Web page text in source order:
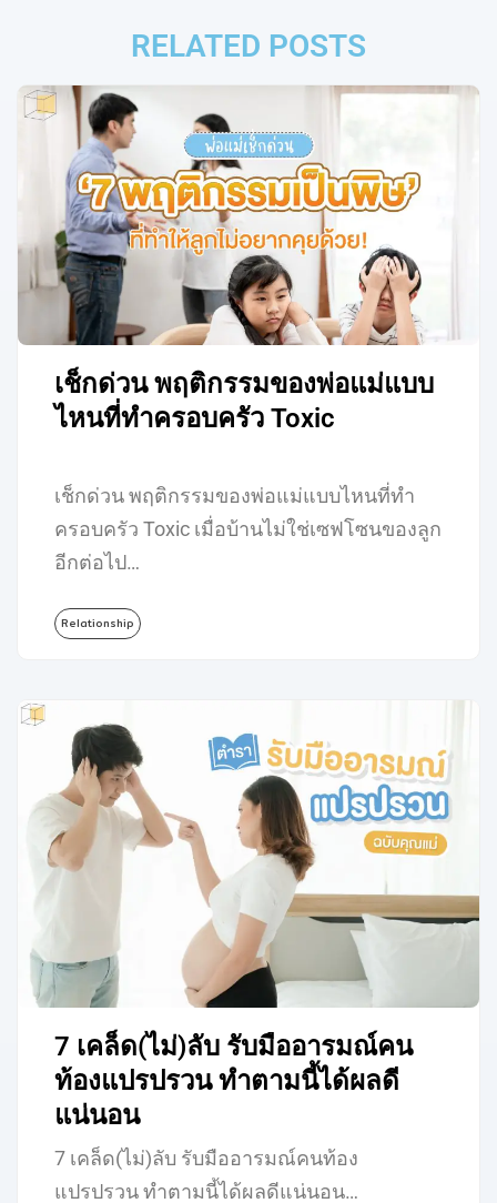
RELATED POSTS
เช็กด่วน พฤติกรรมของพ่อแม่แบบ
ไหนที่ทำครอบครัว Toxic
เช็กด่วน พฤติกรรมของพ่อแม่แบบไหนที่ทำ
ครอบครัว Toxic เมื่อบ้านไม่ใช่เซฟโซนของลูก
อีกต่อไป…
Relationship
7 เคล็ด(ไม่)ลับ รับมืออารมณ์คน
ท้องแปรปรวน ทำตามนี้ได้ผลดี
แน่นอน
7 เคล็ด(ไม่)ลับ รับมืออารมณ์คนท้อง
แปรปรวน ทำตามนี้ได้ผลดีแน่นอน…